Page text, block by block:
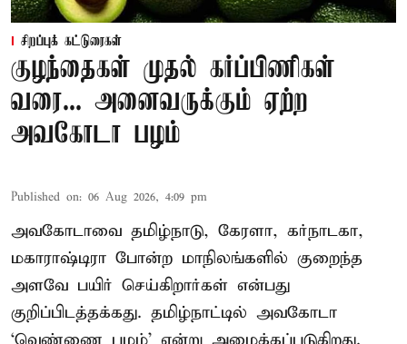
சிறப்புக் கட்டுரைகள்
குழந்தைகள் முதல் கர்ப்பிணிகள்
வரை... அனைவருக்கும் ஏற்ற
அவகோடா பழம்
Published on: 06 Aug 2026, 4:09 pm
அவகோடாவை தமிழ்நாடு, கேரளா, கர்நாடகா,
மகாராஷ்டிரா போன்ற மாநிலங்களில் குறைந்த
அளவே பயிர் செய்கிறார்கள் என்பது
குறிப்பிடத்தக்கது. தமிழ்நாட்டில் அவகோடா
‘வெண்ணை பழம்’ என்று அழைக்கப்படுகிறது.